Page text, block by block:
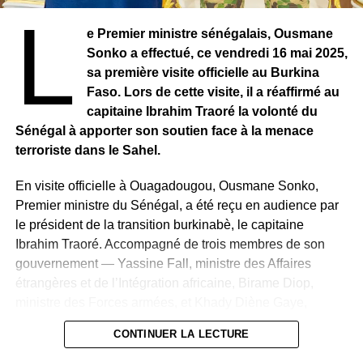
Une vision républicaine revendiquée
La Nouvelle Responsabilité(NR) rappelle son
attachement à son crédo « JAMM AK NJARIN » (paix et
prospérité partagée) et insiste sur sa conception du
dialogue national comme« un instrument républicain de
pacification, de renforcement de la démocratie et de
L
e Premier ministre sénégalais, Ousmane
Sonko a effectué, ce vendredi 16 mai 2025,
sa première visite officielle au Burkina
Faso. Lors de cette visite, il a réaffirmé au
capitaine Ibrahim Traoré la volonté du
Sénégal à apporter son soutien face à la menace
terroriste dans le Sahel.
En visite officielle à Ouagadougou, Ousmane Sonko,
Premier ministre du Sénégal, a été reçu en audience par
le président de la transition burkinabè, le capitaine
Ibrahim Traoré. Accompagné de trois membres de son
gouvernement — Yassine Fall, ministre des Affaires
étrangères et de l’Intégration africaine, Birame Diop,
ministre des Sports — Le chef du gouvernement
sénégalais a multiplié les échanges diplomatiques au
CONTINUER LA LECTURE